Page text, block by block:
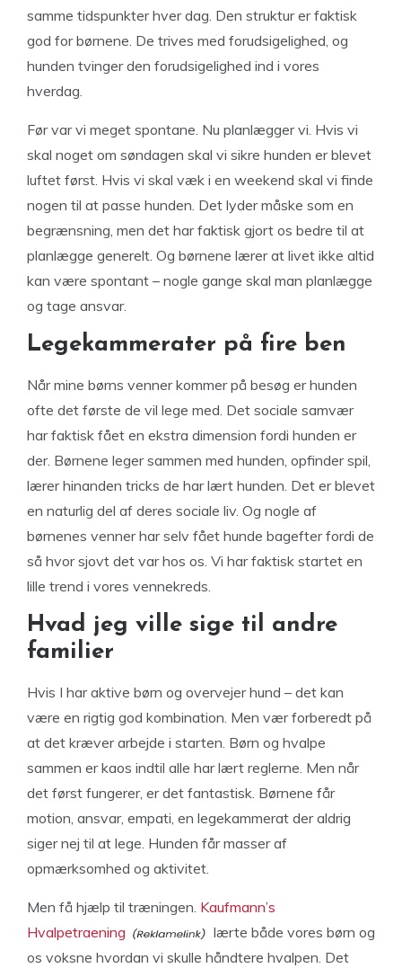
samme tidspunkter hver dag. Den struktur er faktisk
god for børnene. De trives med forudsigelighed, og
hunden tvinger den forudsigelighed ind i vores
hverdag.
Før var vi meget spontane. Nu planlægger vi. Hvis vi
skal noget om søndagen skal vi sikre hunden er blevet
luftet først. Hvis vi skal væk i en weekend skal vi finde
nogen til at passe hunden. Det lyder måske som en
begrænsning, men det har faktisk gjort os bedre til at
planlægge generelt. Og børnene lærer at livet ikke altid
kan være spontant – nogle gange skal man planlægge
og tage ansvar.
Legekammerater på fire ben
Når mine børns venner kommer på besøg er hunden
ofte det første de vil lege med. Det sociale samvær
har faktisk fået en ekstra dimension fordi hunden er
der. Børnene leger sammen med hunden, opfinder spil,
lærer hinanden tricks de har lært hunden. Det er blevet
en naturlig del af deres sociale liv. Og nogle af
børnenes venner har selv fået hunde bagefter fordi de
så hvor sjovt det var hos os. Vi har faktisk startet en
lille trend i vores vennekreds.
Hvad jeg ville sige til andre
familier
Hvis I har aktive børn og overvejer hund – det kan
være en rigtig god kombination. Men vær forberedt på
at det kræver arbejde i starten. Børn og hvalpe
sammen er kaos indtil alle har lært reglerne. Men når
det først fungerer, er det fantastisk. Børnene får
motion, ansvar, empati, en legekammerat der aldrig
siger nej til at lege. Hunden får masser af
opmærksomhed og aktivitet.
Men få hjælp til træningen. Kaufmann’s
Hvalpetraening
lærte både vores børn og
os voksne hvordan vi skulle håndtere hvalpen. Det